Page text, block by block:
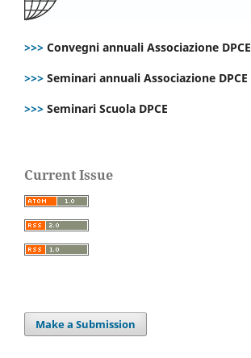
>>> Convegni annuali Associazione DPCE
>>> Seminari annuali Associazione DPCE
>>> Seminari Scuola DPCE
Current Issue
Make a Submission